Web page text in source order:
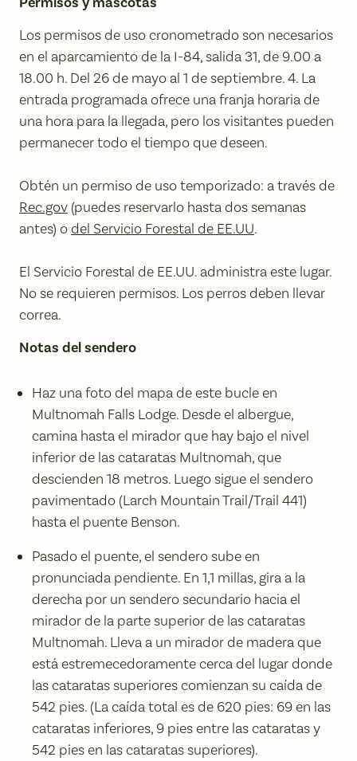
Los permisos de uso cronometrado son necesarios
en el aparcamiento de la I-84, salida 31, de 9.00 a
18.00 h. Del 26 de mayo al 1 de septiembre. 4. La
entrada programada ofrece una franja horaria de
una hora para la llegada, pero los visitantes pueden
permanecer todo el tiempo que deseen.
Obtén un permiso de uso temporizado: a través de
Rec.gov (puedes reservarlo hasta dos semanas
antes) odel Servicio Forestal de EE.UU.
El Servicio Forestal de EE.UU. administra este lugar.
No se requieren permisos. Los perros deben llevar
correa.
Notas del sendero
Haz una foto del mapa de este bucle en
Multnomah Falls Lodge. Desde el albergue,
camina hasta el mirador que hay bajo el nivel
inferior de las cataratas Multnomah, que
descienden 18 metros. Luego sigue el sendero
pavimentado (Larch Mountain Trail/Trail 441)
hasta el puente Benson.
Pasado el puente, el sendero sube en
pronunciada pendiente. En 1,1 millas, gira a la
derecha por un sendero secundario hacia el
mirador de la parte superior de las cataratas
Multnomah. Lleva a un mirador de madera que
está estremecedoramente cerca del lugar donde
las cataratas superiores comienzan su caída de
542 pies. (La caída total es de 620 pies: 69 en las
cataratas inferiores, 9 pies entre las cataratas y
542 pies en las cataratas superiores).